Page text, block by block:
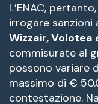
L’ENAC,
irrogare
Wizzair, Volotea
commisurate al
possono variare
massimo di €
contestazione.